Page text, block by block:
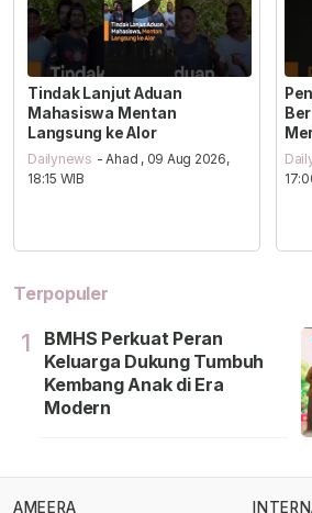
Tindak Lanjut Aduan
Mahasiswa Mentan
Langsung ke Alor
Dailynews - Ahad , 09 Aug 2026,
18:15 WIB
Terpopuler
1
BMHS Perkuat Peran
Keluarga Dukung Tumbuh
Kembang Anak di Era
Modern
AMEERA